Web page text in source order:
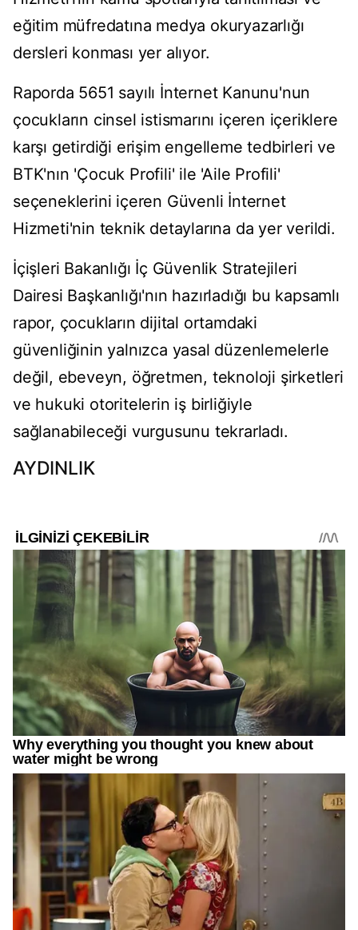
eğitim müfredatına medya okuryazarlığı
dersleri konması yer alıyor.
Raporda 5651 sayılı İnternet Kanunu'nun
çocukların cinsel istismarını içeren içeriklere
karşı getirdiği erişim engelleme tedbirleri ve
BTK'nın 'Çocuk Profili' ile 'Aile Profili'
seçeneklerini içeren Güvenli İnternet
Hizmeti'nin teknik detaylarına da yer verildi.
İçişleri Bakanlığı İç Güvenlik Stratejileri
Dairesi Başkanlığı'nın hazırladığı bu kapsamlı
rapor, çocukların dijital ortamdaki
güvenliğinin yalnızca yasal düzenlemelerle
değil, ebeveyn, öğretmen, teknoloji şirketleri
ve hukuki otoritelerin iş birliğiyle
sağlanabileceği vurgusunu tekrarladı.
AYDINLIK